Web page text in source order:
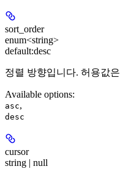
sort_order
enum<string>
default:desc
정렬 방향입니다. 허용값은
Available options:
asc,
desc
cursor
string | null